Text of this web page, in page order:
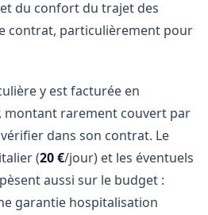
du confort du trajet des
contrat, particulièrement pour
y est facturée en
montant rarement couvert par
dans son contrat. Le
(20 €/jour) et les éventuels
aussi sur le budget :
garantie hospitalisation